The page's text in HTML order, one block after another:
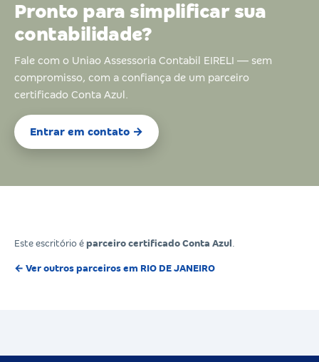
Pronto para simplificar sua
contabilidade?
Fale com o Uniao Assessoria Contabil EIRELI — sem
compromisso, com a confiança de um parceiro
certificado Conta Azul.
Entrar em contato →
Este escritório é parceiro certificado Conta Azul
← Ver outros parceiros em RIO DE JANEIRO